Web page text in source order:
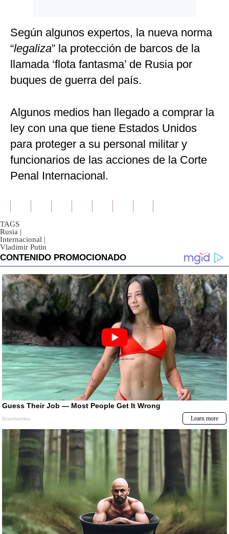
Según algunos expertos, la nueva norma
“legaliza” la protección de barcos de la
llamada ‘flota fantasma’ de Rusia por
buques de guerra del país.
Algunos medios han llegado a comprar la
ley con una que tiene Estados Unidos
para proteger a su personal militar y
funcionarios de las acciones de la Corte
Penal Internacional.
TAGS
Rusia |
Internacional |
Vladimir Putin